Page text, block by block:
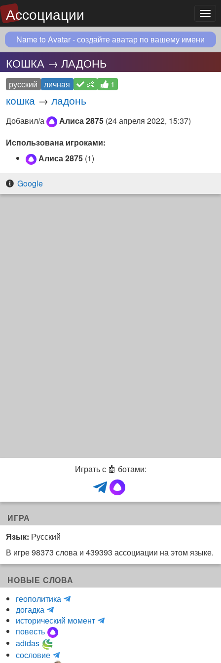
Ассоциации
Name to Avatar - создайте аватар по вашему имени
КОШКА → ЛАДОНЬ
русский личная 👶 1
кошка → ладонь
Добавил/а Алиса 2875 (24 апреля 2022, 15:37)
Использована игроками:
Алиса 2875 (1)
Google
Играть с 🤖 ботами:
ИГРА
Язык: Русский
В игре 98373 слова и 439393 ассоциации на этом языке.
НОВЫЕ СЛОВА
геополитика
H
d
догадка
m
a
r
r
r
исторический момент
и
повесть
adidas
сословие
m